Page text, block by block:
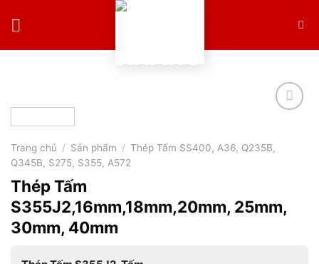
Trang chủ / Sản phẩm / Thép Tấm SS400, A36, Q235B,
Q345B, S275, S355, A572
Thép Tấm
S355J2,16mm,18mm,20mm, 25mm,
30mm, 40mm